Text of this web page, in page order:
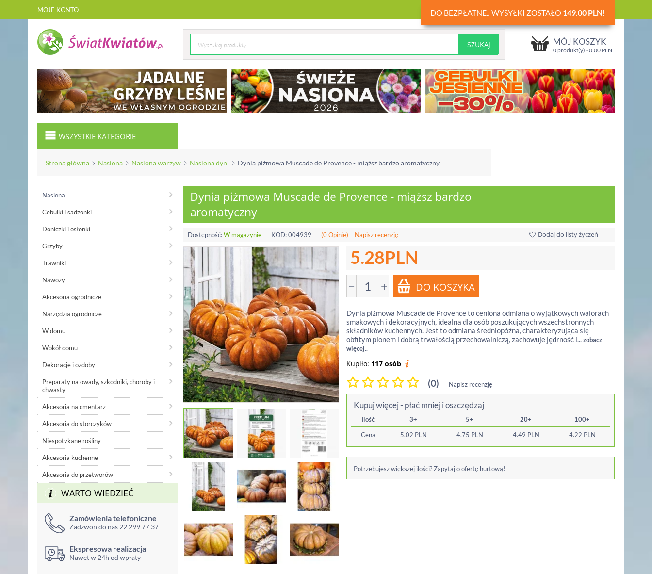
MOJE KONTO DO BEZPŁATNEJ WYSYŁKI ZOSTAŁO 149.00 PLN!
MÓJ KOSZYK
0 produkt(y) -0.00 PLN
WSZYSTKIE KATEGORIE
Strona główna Nasiona Nasiona warzyw Nasiona dyni Dynia piżmowa Muscade de Provence - miąższ bardzo aromatyczny
Nasiona
Cebulki i sadzonki
Doniczki i osłonki
Grzyby
Trawniki
Nawozy
Akcesoria ogrodnicze
Narzędzia ogrodnicze
W domu
Wokół domu
Dekoracje i ozdoby
Preparaty na owady, szkodniki, choroby i
chwasty
Akcesoria na cmentarz
Akcesoria do storczyków
Niespotykane rośliny
Akcesoria kuchenne
Akcesoria do przetworów
WARTO WIEDZIEĆ
Zamówienia telefoniczne
Zadzwoń do nas 22 299 77 37
Ekspresowa realizacja
Nawet w 24h od wpłaty
Dynia piżmowa Muscade de Provence - miąższ bardzo
aromatyczny
Dostępność:W magazynie KOD:004939 (0 Opinie) Napisz recenzję Dodaj do listy życzeń
5.28PLN
− +
Dynia piżmowa Muscade de Provence to ceniona odmiana o wyjątkowych walorach
smakowych i dekoracyjnych, idealna dla osób poszukujących wszechstronnych
składników kuchennych. Jest to odmiana średniopóźna, charakteryzująca się
obfitym plonem i dobrą trwałością przechowalniczą, zachowuje jędrność i...zobacz
więcej..
Kupiło: 117 osób
(0) Napisz recenzję
Kupuj więcej - płać mniej i oszczędzaj
Ilość 3+ 5+ 20+
100+
Cena
5.02 PLN 4.75 PLN 4.49 PLN 4.22 PLN
Potrzebujesz większej ilości? Zapytaj o ofertę hurtową!